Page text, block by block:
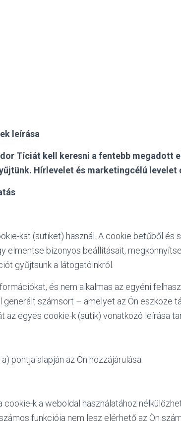
leírása
Tíciát kell keresni a fentebb megadott
Hírlevelet és marketingcélú levelet
kat (sütiket) használ. A cookie betűből és
elmentse bizonyos beállításait,
gyűjtsünk a látogatóinkról.
és nem alkalmas az egyéni
számsort – amelyet az Ön eszköze
egyes cookie-k (sütik) vonatkozó leírása
pontja alapján az Ön hozzájárulása.
cookie-k a weboldal használatához
funkciója nem lesz elérhető az Ön